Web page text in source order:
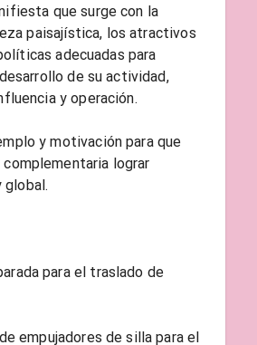
que surge con la
paisajística, los atractivos
adecuadas para
de su actividad,
y operación.
y motivación para que
lograr
global.
para el traslado de
empujadores de silla para el